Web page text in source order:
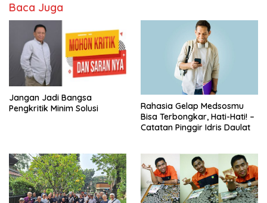
Baca Juga
Jangan Jadi Bangsa
Pengkritik Minim Solusi
Rahasia Gelap Medsosmu
Bisa Terbongkar, Hati-Hati! –
Catatan Pinggir Idris Daulat